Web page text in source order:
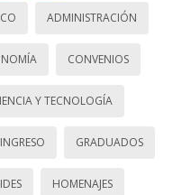
ADMINISTRACIÓN
CONVENIOS
Y TECNOLOGÍA
INGRESO GRADUADOS
HOMENAJES